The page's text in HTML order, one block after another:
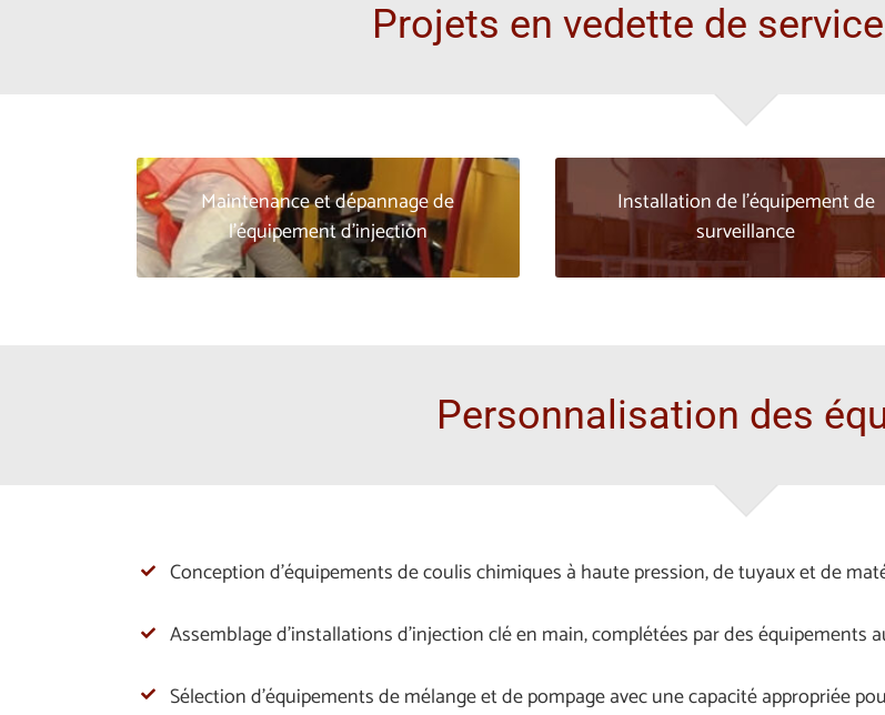
Projets en vedette de
Maintenance et dépannage de
l'équipement d’injection
Maintenance et service de pompes à coulis
électriques, de pompes à vis excentrée et
de pompes à coulis à piston pour une
Installation de l'équipement de
surveillance
Installation et programmation de
de surveillance de débitmètre et de
densimètre électromagnétiques pour
Personnalisation des
Conception d’équipements de coulis chimiques à haute pression, de tuyaux et de
Assemblage d’installations d’injection clé en main, complétées par des équipements
Sélection d’équipements de mélange et de pompage avec une capacité appropriée